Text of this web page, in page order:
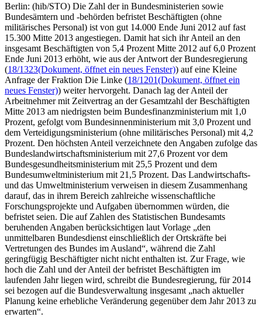
Berlin: (hib/STO) Die Zahl der in Bundesministerien sowie
Bundesämtern und -behörden befristet Beschäftigten (ohne
militärisches Personal) ist von gut 14.000 Ende Juni 2012 auf fast
15.300 Mitte 2013 angestiegen. Damit hat sich ihr Anteil an den
insgesamt Beschäftigten von 5,4 Prozent Mitte 2012 auf 6,0 Prozent
Ende Juni 2013 erhöht, wie aus der Antwort der Bundesregierung
(18/1323(Dokument, öffnet ein neues Fenster)) auf eine Kleine
Anfrage der Fraktion Die Linke (18/1201(Dokument, öffnet ein
neues Fenster)) weiter hervorgeht. Danach lag der Anteil der
Arbeitnehmer mit Zeitvertrag an der Gesamtzahl der Beschäftigten
Mitte 2013 am niedrigsten beim Bundesfinanzministerium mit 1,0
Prozent, gefolgt vom Bundesinnenministerium mit 3,0 Prozent und
dem Verteidigungsministerium (ohne militärisches Personal) mit 4,2
Prozent. Den höchsten Anteil verzeichnete den Angaben zufolge das
Bundeslandwirtschaftsministerium mit 27,6 Prozent vor dem
Bundesgesundheitsministerium mit 25,5 Prozent und dem
Bundesumweltministerium mit 21,5 Prozent. Das Landwirtschafts-
und das Umweltministerium verweisen in diesem Zusammenhang
darauf, das in ihrem Bereich zahlreiche wissenschaftliche
Forschungsprojekte und Aufgaben übernommen würden, die
befristet seien. Die auf Zahlen des Statistischen Bundesamts
beruhenden Angaben berücksichtigen laut Vorlage „den
unmittelbaren Bundesdienst einschließlich der Ortskräfte bei
Vertretungen des Bundes im Ausland“, während die Zahl
geringfügig Beschäftigter nicht nicht enthalten ist. Zur Frage, wie
hoch die Zahl und der Anteil der befristet Beschäftigten im
laufenden Jahr liegen wird, schreibt die Bundesregierung, für 2014
sei bezogen auf die Bundesverwaltung insgesamt „nach aktueller
Planung keine erhebliche Veränderung gegenüber dem Jahr 2013 zu
erwarten“.